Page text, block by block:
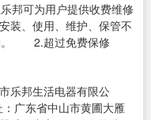
邦可为用户提供收费维修
、使用、维护、保管不
。 2.超过免费保修
邦生活电器有限公
东省中山市黄圃大雁